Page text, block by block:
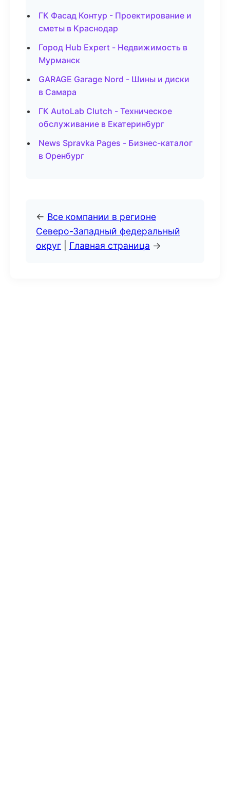
ГК Фасад Контур - Проектирование и
сметы в Краснодар
Город Hub Expert - Недвижимость в
Мурманск
GARAGE Garage Nord - Шины и диски
в Самара
ГК AutoLab Clutch - Техническое
обслуживание в Екатеринбург
News Spravka Pages - Бизнес-каталог
в Оренбург
← Все компании в регионе
Северо-Западный федеральный
округ
Главная страница →